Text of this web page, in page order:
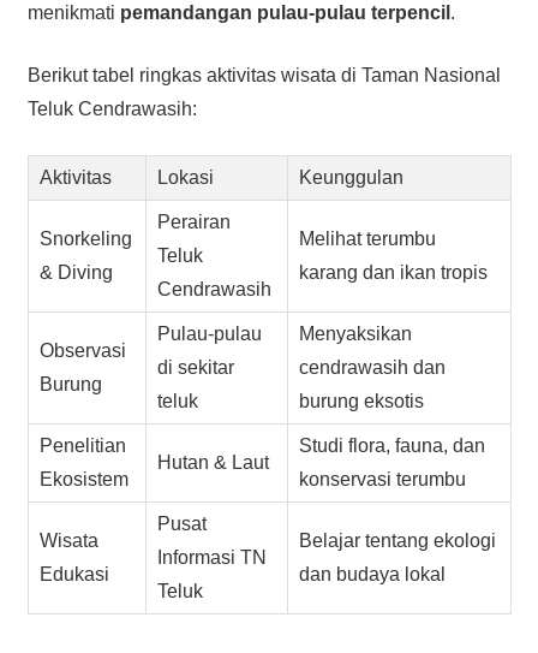
menikmati pemandangan pulau-pulau terpencil .
Berikut tabel ringkas aktivitas wisata di Taman Nasional
Teluk Cendrawasih:
Aktivitas Lokasi Keunggulan
Snorkeling
& Diving
Perairan
Teluk
Cendrawasih
Melihat terumbu
karang dan ikan tropis
Observasi
Burung
Pulau-pulau
di sekitar
teluk
Menyaksikan
cendrawasih dan
burung eksotis
Penelitian
Ekosistem
Hutan & Laut
Studi flora, fauna, dan
konservasi terumbu
Wisata
Edukasi
Pusat
Informasi TN
Teluk
Belajar tentang ekologi
dan budaya lokal